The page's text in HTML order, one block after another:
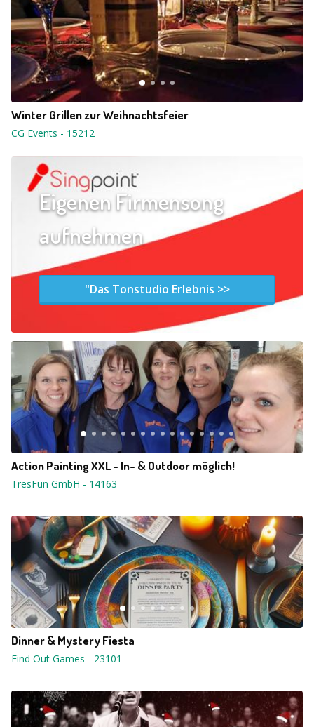
Winter Grillen zur Weihnachtsfeier
CG Events - 15212
Eigenen Firmensong
aufnehmen
"Das Tonstudio Erlebnis >>
Action Painting XXL - In- & Outdoor möglich!
TresFun GmbH - 14163
Dinner & Mystery Fiesta
Find Out Games - 23101